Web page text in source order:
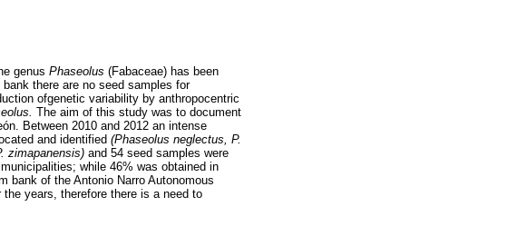
genus Phaseolus (Fabaceae) has been
there are no seed samples for
ofgenetic variability by anthropocentric
The aim of this study was to document
Between 2010 and 2012 an intense
and identified (Phaseolus neglectus, P.
zimapanensis) and 54 seed samples were
while 46% was obtained in
bank of the Antonio Narro Autonomous
years, therefore there is a need to